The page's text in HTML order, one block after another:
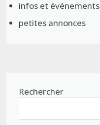
infos et événements
petites annonces
Rechercher